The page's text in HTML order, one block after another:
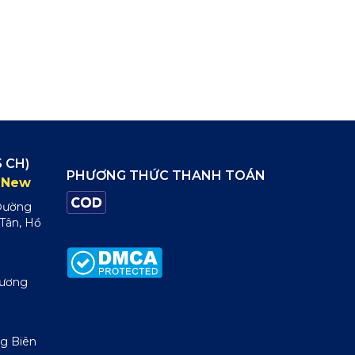
CH)
New
Hồ
Biên
PHƯƠNG THỨC THANH TOÁN